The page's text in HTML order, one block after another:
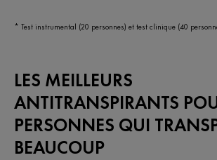
* Test instrumental (20 personnes) et test clinique (40
LES MEILLEURS
ANTITRANSPIRANTS
PERSONNES QUI
BEAUCOUP